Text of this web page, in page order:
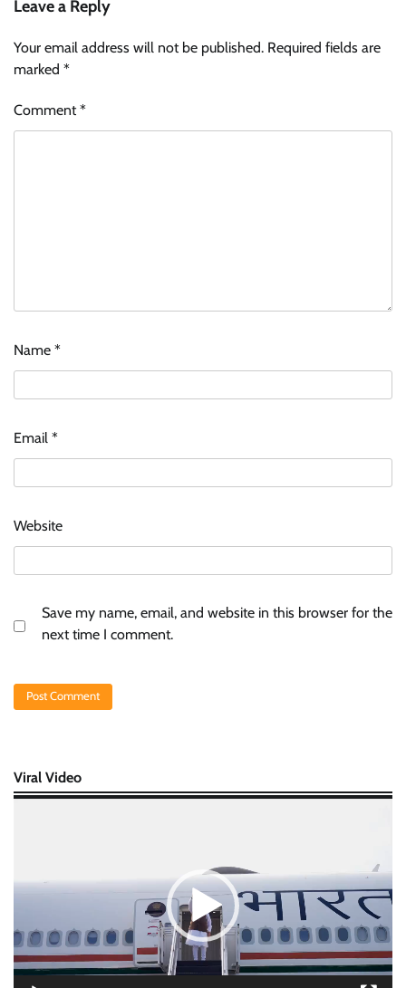
Leave a Reply
Your email address will not be published. Required fields are
marked *
Comment*
Name *
Email *
Website
Save my name, email, and website in this browser for the
next time I comment.
Viral Video